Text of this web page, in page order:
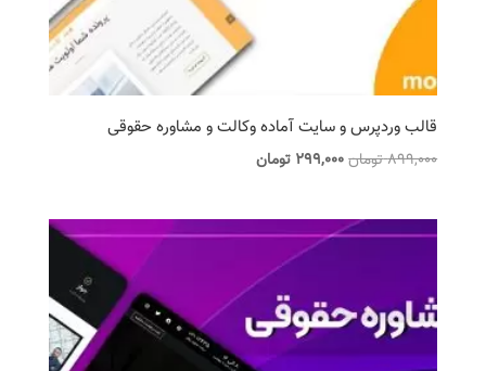
قالب وردپرس و سایت آماده وکالت و مشاوره حقوقی
899,000تومانقیمت
بود.
299,000 تومانقیمت
است.